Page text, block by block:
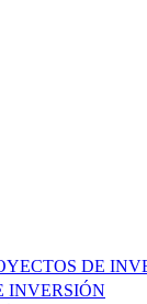
DE
INVERSIÓN